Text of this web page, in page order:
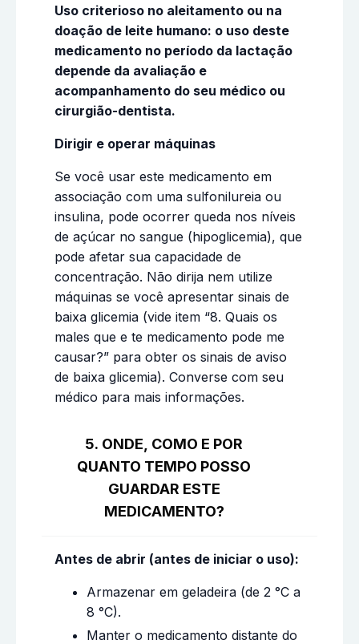
Uso criterioso no aleitamento ou na
doação de leite humano: o uso deste
medicamento no período da lactação
depende da avaliação e
acompanhamento do seu médico ou
cirurgião-dentista.
Dirigir e operar máquinas
Se você usar este medicamento em
associação com uma sulfonilureia ou
insulina, pode ocorrer queda nos níveis
de açúcar no sangue (hipoglicemia), que
pode afetar sua capacidade de
concentração. Não dirija nem utilize
máquinas se você apresentar sinais de
baixa glicemia (vide item “8. Quais os
males que e te medicamento pode me
causar?” para obter os sinais de aviso
de baixa glicemia). Converse com seu
médico para mais informações.
5. ONDE, COMO E POR
QUANTO TEMPO POSSO
GUARDAR ESTE
MEDICAMENTO?
Antes de abrir (antes de iniciar o uso):
Armazenar em geladeira (de 2 °C a
8 °C).
Manter o medicamento distante do